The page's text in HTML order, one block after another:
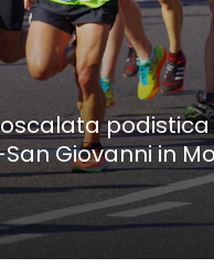
podistica
San Giovanni in